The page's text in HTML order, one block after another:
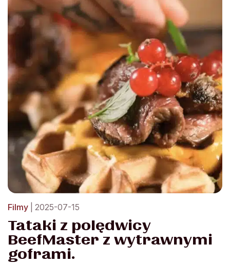
Filmy | 2025-07-15
Tataki z polędwicy
BeefMaster z wytrawnymi
goframi.